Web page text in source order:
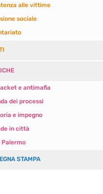
alle vittime
sociale
e antimafia
dei processi
e impegno
in città
Palermo
STAMPA